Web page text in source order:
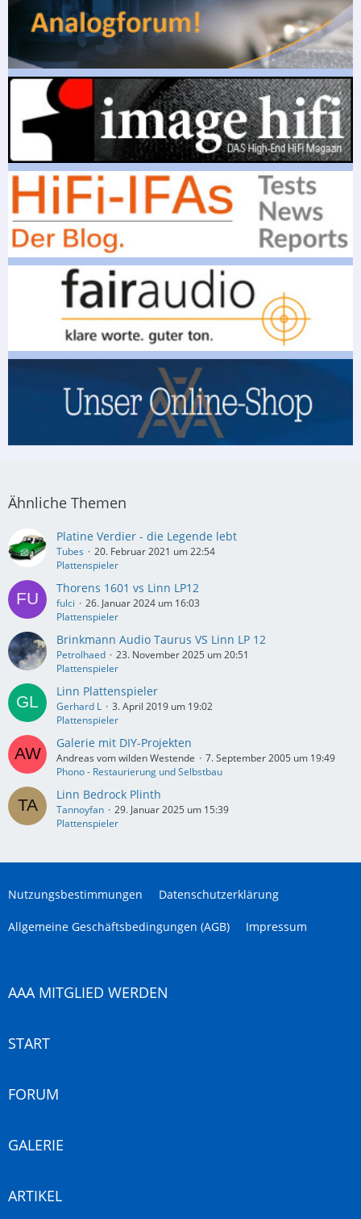
Ähnliche Themen
Platine Verdier - die Legende lebt
Tubes
20. Februar 2021 um 22:54
Plattenspieler
Thorens 1601 vs Linn LP12
fulci
26. Januar 2024 um 16:03
Plattenspieler
Brinkmann Audio Taurus VS Linn LP 12
Petrolhaed
23. November 2025 um 20:51
Plattenspieler
Linn Plattenspieler
Gerhard L
3. April 2019 um 19:02
Plattenspieler
Galerie mit DIY-Projekten
Andreas vom wilden Westende
7. September 2005 um 19:49
Phono - Restaurierung und Selbstbau
Linn Bedrock Plinth
Tannoyfan
29. Januar 2025 um 15:39
Plattenspieler
Nutzungsbestimmungen Datenschutzerklärung
Allgemeine Geschäftsbedingungen (AGB) Impressum
AAA MITGLIED WERDEN
START
FORUM
GALERIE
ARTIKEL